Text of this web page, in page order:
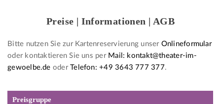
Preise | Informationen | AGB
Bitte nutzen Sie zur Kartenreservierung unser Onlineformular
oder kontaktieren Sie uns per Mail: kontakt@theater-im-
gewoelbe.de oderTelefon: +49 3643 777 377.
Preisgruppe